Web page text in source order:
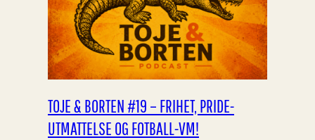
TOJE & BORTEN #19 – FRIHET, PRIDE-
UTMATTELSE OG FOTBALL-VM!